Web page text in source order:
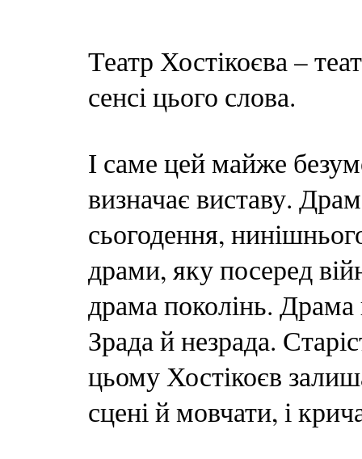
Театр Хостікоєва –
сенсі цього слова.
І саме цей майже
визначає виставу.
сьогодення,
драми, яку посеред
драма поколінь. Драма
Зрада й незрада.
цьому Хостікоєв
сцені й мовчати, і